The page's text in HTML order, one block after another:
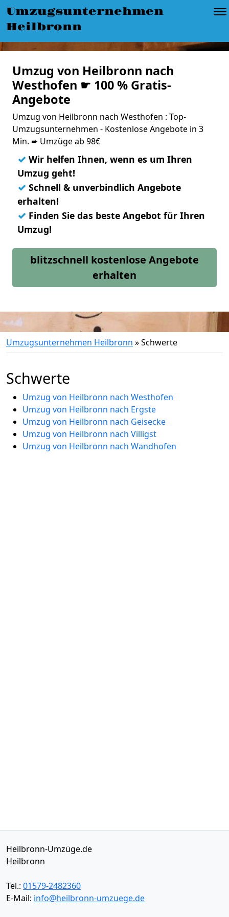
Umzugsunternehmen
Heilbronn
Umzug von Heilbronn nach
Westhofen ☛ 100 % Gratis-
Angebote
Umzug von Heilbronn nach Westhofen : Top-
Umzugsunternehmen - Kostenlose Angebote in 3
Min. ➨ Umzüge ab 98€
✓ Wir helfen Ihnen, wenn es um Ihren
Umzug geht!
✓ Schnell & unverbindlich Angebote
erhalten!
✓ Finden Sie das beste Angebot für Ihren
Umzug!
blitzschnell kostenlose Angebote
erhalten
Umzugsunternehmen Heilbronn »Schwerte
Schwerte
Umzug von Heilbronn nach Westhofen
Umzug von Heilbronn nach Ergste
Umzug von Heilbronn nach Geisecke
Umzug von Heilbronn nach Villigst
Umzug von Heilbronn nach Wandhofen
Heilbronn-Umzüge.de
Heilbronn
Tel.: 01579-2482360
E-Mail: info@heilbronn-umzuege.de